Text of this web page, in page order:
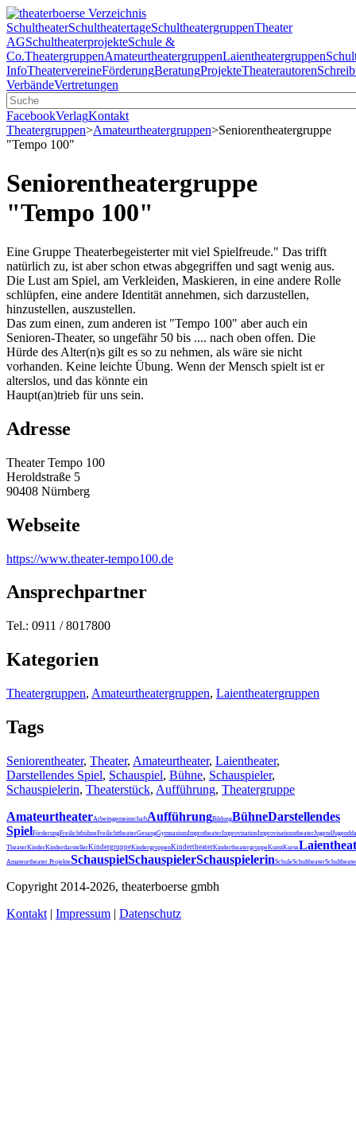
SchultheaterSchultheatertageSchultheatergruppenTheater
AGSchultheaterprojekteSchule &
Co.TheatergruppenAmateurtheatergruppenLaientheatergruppen
InfoTheatervereineFörderungBeratungProjekteTheaterautoren
VerbändeVertretungen
FacebookVerlagKontakt
Theatergruppen>Amateurtheatergruppen>Seniorentheatergruppe
"Tempo 100"
Seniorentheatergruppe
"Tempo 100"
Eine Gruppe Theaterbegeisterter mit viel Spielfreude." Das trifft
natürlich zu, ist aber schon etwas abgegriffen und sagt wenig aus.
Die Lust am Spiel, am Verkleiden, Maskieren, in eine andere Rolle
schlüpfen, eine andere Identität annehmen, sich darzustellen,
hinzustellen, auszustellen.
Das zum einen, zum anderen ist "Tempo 100" aber auch ein
Senioren-Theater, so ungefähr 50 bis .... nach oben offen. Die
Hürde des Alter(n)s gilt es so zu nehmen, als wäre sie nicht
vorhanden. Keine leichte Übung. Wenn der Mensch spielt ist er
alterslos, und das könnte ein
Haupt(an)trieb für uns sein.
Adresse
Theater Tempo 100
Heroldstraße 5
90408 Nürnberg
Webseite
https://www.theater-tempo100.de
Ansprechpartner
Tel.: 0911 / 8017800
Kategorien
Theatergruppen, Amateurtheatergruppen, Laientheatergruppen
Tags
Seniorentheater, Theater, Amateurtheater, Laientheater,
Darstellendes Spiel, Schauspiel, Bühne, Schauspieler,
Schauspielerin, Theaterstück, Aufführung, Theatergruppe
AmateurtheaterArbeitsgemeinschaftAufführungBildungBühneDarstellendes
SpielFörderungFreilichtbühneFreilichttheaterGesangGymnasiumImprotheaterImprovisationImprovisationstheaterJugend
TheaterKinderKinderdarstellerKindergruppeKindergruppenKindertheaterKindertheatergruppeKunstKurse
Amateurtheater.ProjekteSchauspielSchauspielerSchauspielerinSchuleSchultheater
Copyright 2014-2026, theaterboerse gmbh
Kontakt | Impressum | Datenschutz